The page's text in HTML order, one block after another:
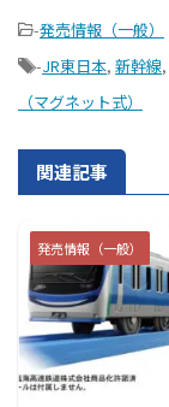
-発売情報（一般）
-JR東日本, 新幹線,
（マグネット式）
関連記事
発売情報（一般）